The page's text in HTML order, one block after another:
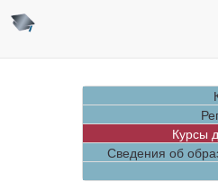
Курсы
Сведения об